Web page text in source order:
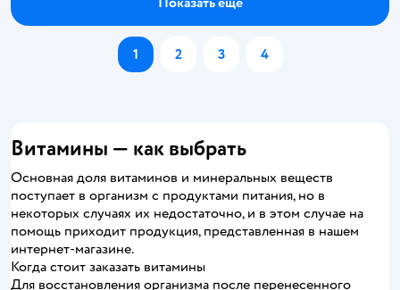
1 2 3 4
Витамины — как выбрать
Основная доля витаминов и минеральных веществ
поступает в организм с продуктами питания, но в
некоторых случаях их недостаточно, и в этом случае на
помощь приходит продукция, представленная в нашем
интернет-магазине.
Когда стоит заказать витамины
Для восстановления организма после перенесенного